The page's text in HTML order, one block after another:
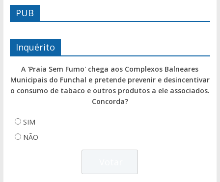
PUB
Inquérito
A 'Praia Sem Fumo' chega aos Complexos Balneares
Municipais do Funchal e pretende prevenir e desincentivar
o consumo de tabaco e outros produtos a ele associados.
Concorda?
SIM
NÃO